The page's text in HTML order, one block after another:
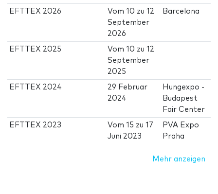
EFTTEX 2026 Vom10 zu12
September
2026
Barcelona
EFTTEX 2025 Vom10 zu12
September
2025
EFTTEX 2024
29 Februar
2024
Hungexpo -
Budapest
Fair Center
EFTTEX 2023 Vom15 zu17
Juni 2023
PVA Expo
Praha
Mehr anzeigen